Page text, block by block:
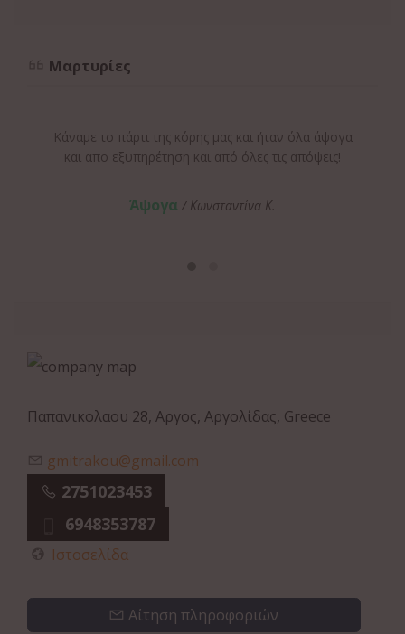
Μαρτυρίες
Κάναμε το πάρτι της κόρης μας και ήταν όλα άψογα
και απο εξυπηρέτηση και από όλες τις απόψεις!
Άψογα / Κωνσταντίνα Κ.
Παπανικολαου 28, Αργος, Αργολίδας, Greece
gmitrakou@gmail.com
2751023453
6948353787
Ιστοσελίδα
Αίτηση πληροφοριών